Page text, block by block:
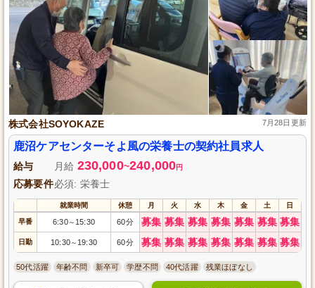
株式会社SOYOKAZE 7月28日更新
鹿沼ケアセンターそよ風の栄養士の契約社員求人
給与 月給 230,000~240,000円
応募要件必須: 栄養士
就業時間 休憩 月 火 水 木 金 土 日
早番 6:30～ 15:30 60分 募集 募集 募集 募集 募集 募集 募集
日勤 10:30～ 19:30 60分 募集 募集 募集 募集 募集 募集 募集
50代活躍 年齢不問 新卒可 学歴不問 40代活躍 残業ほぼなし